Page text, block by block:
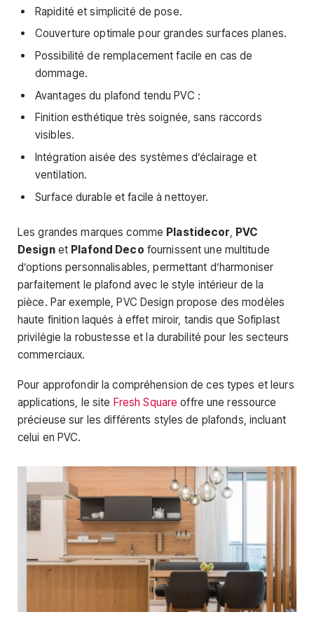
Rapidité et simplicité de pose.
Couverture optimale pour grandes surfaces planes.
Possibilité de remplacement facile en cas de
dommage.
Avantages du plafond tendu PVC :
Finition esthétique très soignée, sans raccords
visibles.
Intégration aisée des systèmes d’éclairage et
ventilation.
Surface durable et facile à nettoyer.
Les grandes marques comme Plastidecor, PVC
Designet Plafond Deco fournissent une multitude
d’options personnalisables, permettant d’harmoniser
parfaitement le plafond avec le style intérieur de la
pièce. Par exemple, PVC Design propose des modèles
haute finition laqués à effet miroir, tandis que Sofiplast
privilégie la robustesse et la durabilité pour les secteurs
commerciaux.
Pour approfondir la compréhension de ces types et leurs
applications, le site Fresh Square offre une ressource
précieuse sur les différents styles de plafonds, incluant
celui en PVC.